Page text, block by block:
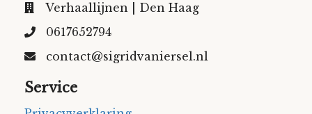
Verhaallijnen | Den Haag
0617652794
contact@sigridvaniersel.nl
Service